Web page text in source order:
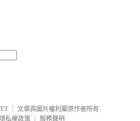
文章與圖片權利屬原作者所有
隱私權政策
服務聲明